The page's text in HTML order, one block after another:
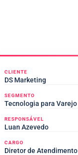
CLIENTE
DS Marketing
SEGMENTO
Tecnologia para Varejo
RESPONSÁVEL
Luan Azevedo
CARGO
Diretor de Atendimento